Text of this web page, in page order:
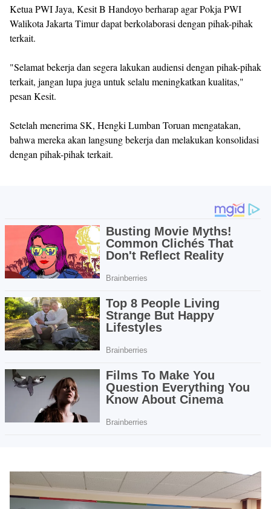
Ketua PWI Jaya, Kesit B Handoyo berharap agar Pokja PWI
Walikota Jakarta Timur dapat berkolaborasi dengan pihak-pihak
terkait.
"Selamat bekerja dan segera lakukan audiensi dengan pihak-pihak
terkait, jangan lupa juga untuk selalu meningkatkan kualitas,"
pesan Kesit.
Setelah menerima SK, Hengki Lumban Toruan mengatakan,
bahwa mereka akan langsung bekerja dan melakukan konsolidasi
dengan pihak-pihak terkait.